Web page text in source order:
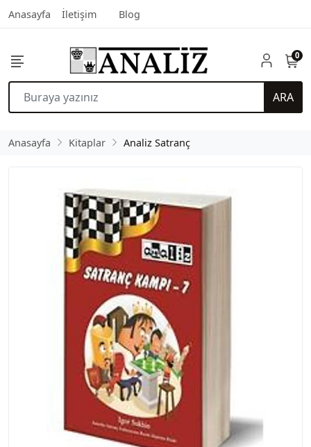
Anasayfa İletişim Blog
ARA
0
Anasayfa Kitaplar Analiz Satranç